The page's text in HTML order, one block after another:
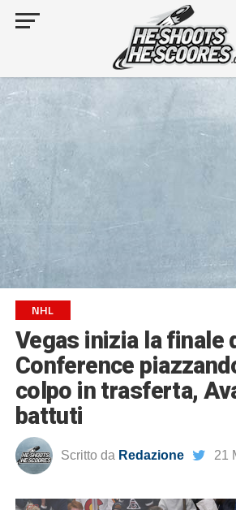
NHL
Vegas inizia la finale
Conference
colpo in trasferta,
battuti
Scritto da Redazione 21